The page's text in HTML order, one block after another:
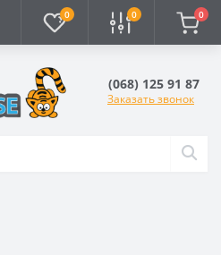
0 0 0
(068) 125 91 87
Заказать звонок